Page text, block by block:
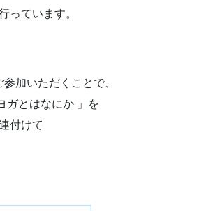
っています。
参加いただくことで、
ガとはなにか 」を
付けて